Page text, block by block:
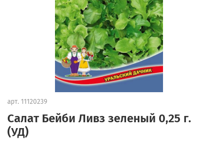
арт. 11120239
Салат Бейби Ливз зеленый 0,25 г.
(УД)